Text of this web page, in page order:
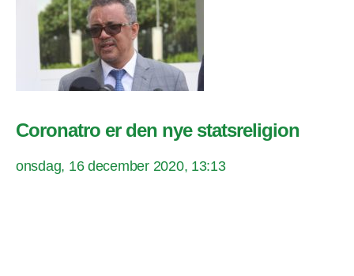
Coronatro er den nye statsreligion
onsdag, 16 december 2020, 13:13